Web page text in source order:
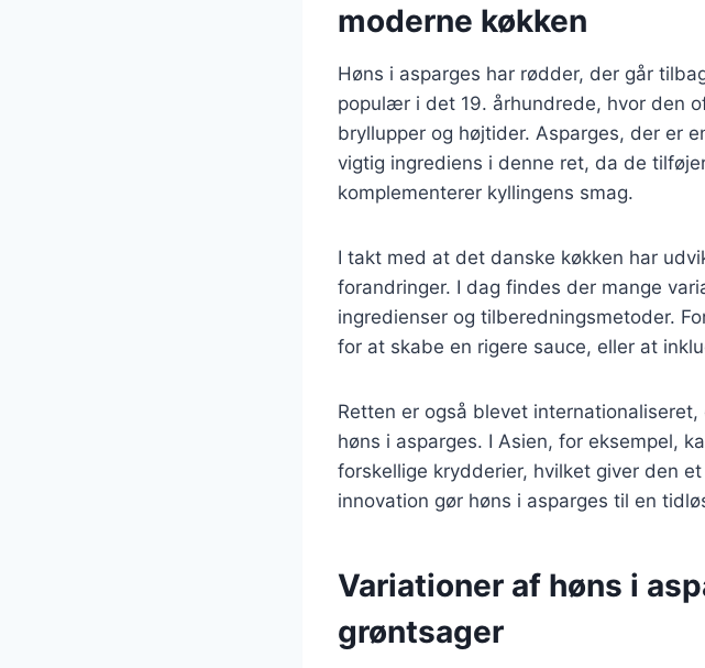
moderne køkken
Høns i asparges har rødder, der går
populær i det 19. århundrede, hvor den
bryllupper og højtider. Asparges, der er
vigtig ingrediens i denne ret, da de
komplementerer kyllingens smag.
I takt med at det danske køkken har
forandringer. I dag findes der mange
ingredienser og tilberedningsmetoder.
for at skabe en rigere sauce, eller at
Retten er også blevet
høns i asparges. I Asien, for eksempel,
forskellige krydderier, hvilket giver den
innovation gør høns i asparges til en
Variationer af høns i
grøntsager